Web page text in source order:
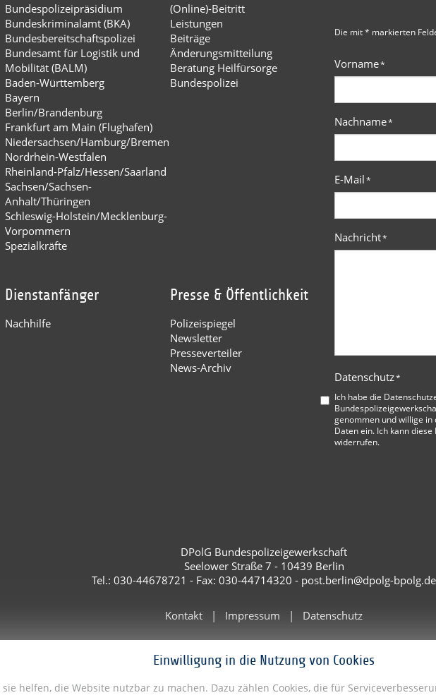
Bundespolizeipräsidium
Bundeskriminalamt (BKA)
Bundesbereitschaftspolizei
Bundesamt für Logistik und
Mobilität (BALM)
Baden-Württemberg
Bayern
Berlin/Brandenburg
Frankfurt am Main (Flughafen)
Niedersachsen/Hamburg/Bremen
Nordrhein-Westfalen
Rheinland-Pfalz/Hessen/Saarland
Sachsen/Sachsen-
Anhalt/Thüringen
Schleswig-Holstein/Mecklenburg-
Vorpommern
Spezialkräfte
(Online)-Beitritt
Leistungen
Beiträge
Änderungsmitteilung
Beratung Heilfürsorge
Bundespolizei
Dienstanfänger
Nachhilfe
Presse & Öffentlichkeit
Polizeispiegel
Newsletter
Presseverteiler
News-Archiv
Die mit * markierten
Vorname*
Nachname*
E-Mail*
Nachricht*
Datenschutz*
Ich habe die
genommen und willige
Daten ein. Ich kann
widerrufen.
DPolG Bundespolizeigewerkschaft
Seelower Straße 7 - 10439 Berlin
Tel.: 030-44678721 - Fax: 030-44714320 - post.berlin@dpolg-bpolg.de
Kontakt Impressum Datenschutz
Einwilligung in die Nutzung von Cookies
sie helfen, die Website nutzbar zu machen. Dazu zählen Cookies, die für